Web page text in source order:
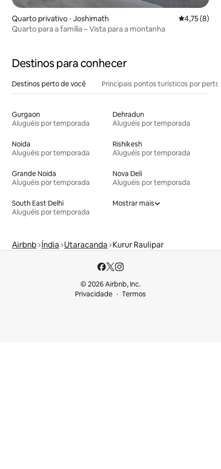
Quarto privativo ⋅ Joshimath 4,75 de
4,75 (8)
Quarto para a família – Vista para a montanha
Destinos para conhecer
Destinos perto de você Principais pontos turísticos por perto
Gurgaon
Aluguéis por temporada
Dehradun
Aluguéis por temporada
Noida
Aluguéis por temporada
Rishikesh
Aluguéis por temporada
Grande Noida
Aluguéis por temporada
Nova Deli
Aluguéis por temporada
South East Delhi
Aluguéis por temporada
Mostrar mais
Airbnb Índia Utaracanda Kurur Raulipar
© 2026 Airbnb, Inc.
Privacidade
Termos